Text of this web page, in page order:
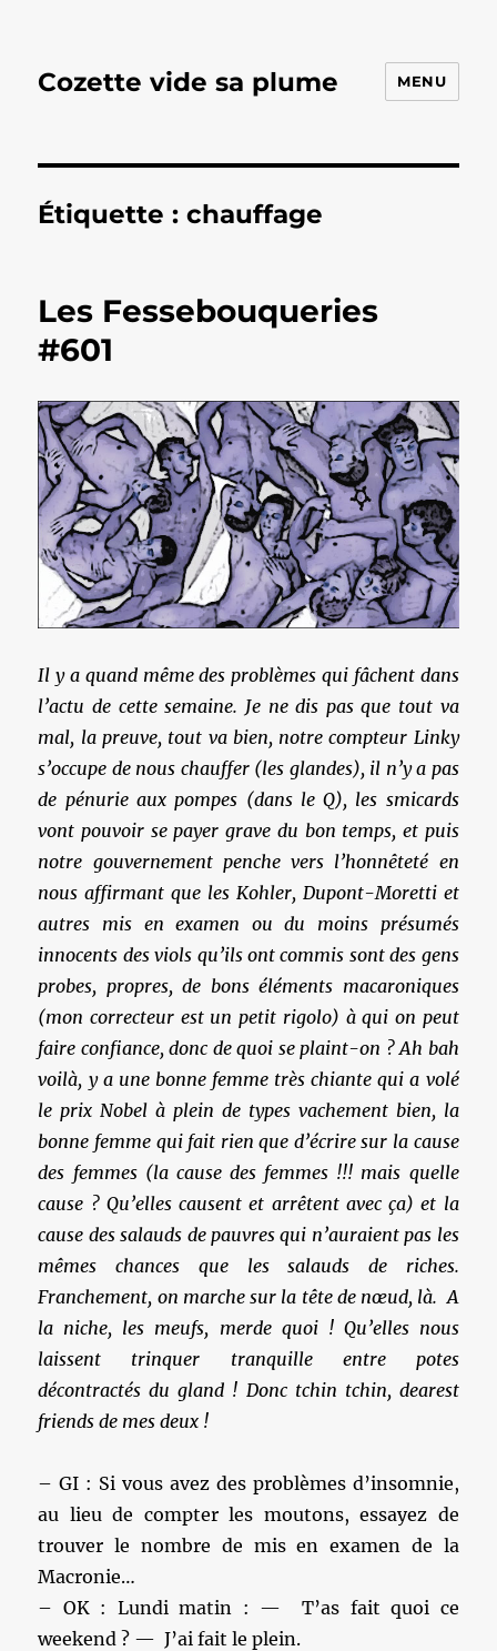
Cozette vide sa plume MENU
Étiquette :chauffage
Les Fessebouqueries
#601
Il y a quand même des problèmes qui fâchent dans
l’actu de cette semaine. Je ne dis pas que tout va
mal, la preuve, tout va bien, notre compteur Linky
s’occupe de nous chauffer (les glandes), il n’y a pas
de pénurie aux pompes (dans le Q), les smicards
vont pouvoir se payer grave du bon temps, et puis
notre gouvernement penche vers l’honnêteté en
nous affirmant que les Kohler, Dupont-Moretti et
autres mis en examen ou du moins présumés
innocents des viols qu’ils ont commis sont des gens
probes, propres, de bons éléments macaroniques
(mon correcteur est un petit rigolo) à qui on peut
faire confiance, donc de quoi se plaint-on ? Ah bah
voilà, y a une bonne femme très chiante qui a volé
le prix Nobel à plein de types vachement bien, la
bonne femme qui fait rien que d’écrire sur la cause
des femmes (la cause des femmes !!! mais quelle
cause ? Qu’elles causent et arrêtent avec ça) et la
cause des salauds de pauvres qui n’auraient pas les
mêmes chances que les salauds de riches.
Franchement, on marche sur la tête de nœud, là. A
la niche, les meufs, merde quoi ! Qu’elles nous
laissent trinquer tranquille entre potes
décontractés du gland ! Donc tchin tchin, dearest
friends de mes deux !
– GI : Si vous avez des problèmes d’insomnie,
au lieu de compter les moutons, essayez de
trouver le nombre de mis en examen de la
Macronie…
– OK : Lundi matin : — T’as fait quoi ce
weekend ? — J’ai fait le plein.